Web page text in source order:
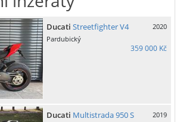
Ducati Streetfighter V4
2020
Pardubický
359 000 Kč
Ducati Multistrada 950 S
2019